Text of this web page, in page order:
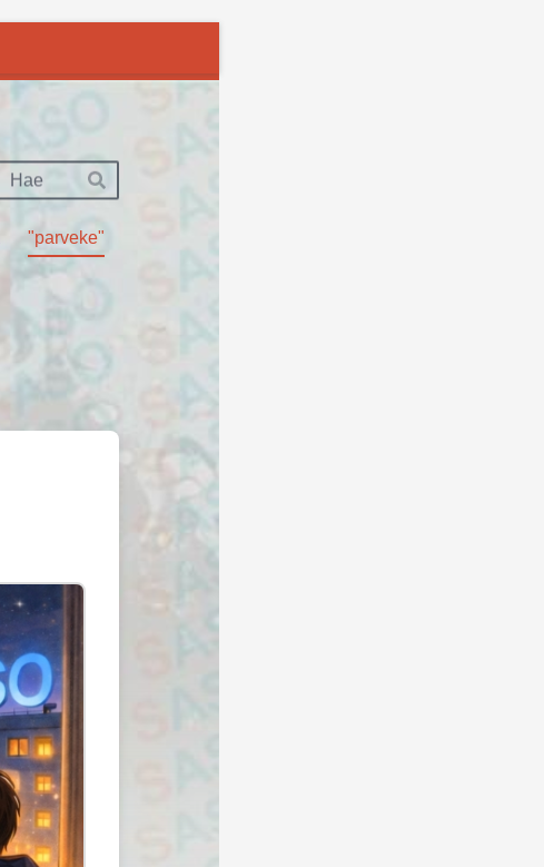
Hae
"parveke"